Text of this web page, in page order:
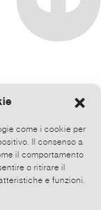
come i cookie per
Il consenso a
il comportamento
o ritirare il
e funzioni.